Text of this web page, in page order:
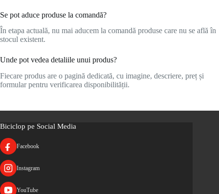
Se pot aduce produse la comandă?
În etapa actuală, nu mai aducem la comandă produse care nu se află în
stocul existent.
Unde pot vedea detaliile unui produs?
Fiecare produs are o pagină dedicată, cu imagine, descriere, preț și
formular pentru verificarea disponibilității.
Biciclop pe Social Media
Facebook
Instagram
YouTube